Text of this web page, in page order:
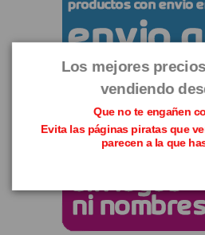
Los mejores
vendiendo
Que no te engañen
Evita las páginas piratas que
parecen a la que